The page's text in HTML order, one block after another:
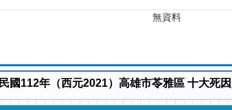
無資料
民國112年（西元2021）高雄市苓雅區 十大死